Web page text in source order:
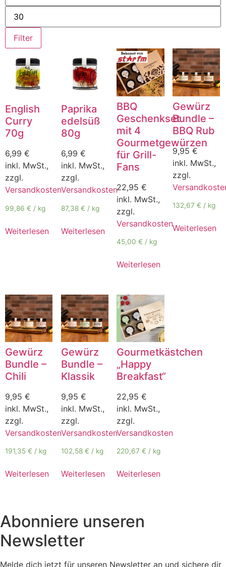
Max.
Preis
Filter
English
Curry
70g
6,99 €
inkl. MwSt.,
zzgl.
Versandkosten
99,86 € / kg
Weiterlesen
Paprika
edelsüß
80g
6,99 €
inkl. MwSt.,
zzgl.
Versandkosten
87,38 € / kg
Weiterlesen
BBQ
Geschenkset
mit 4
Gourmetgewürzen
für Grill-
Fans
22,95€
inkl. MwSt.,
zzgl.
Versandkosten
45,00€ / kg
Weiterlesen
Gewürz
Bundle –
BBQ Rub
9,95 €
inkl. MwSt.,
zzgl.
132,67 € / kg
Weiterlesen
Gewürz
Bundle –
Chili
9,95 €
inkl. MwSt.,
zzgl.
Versandkosten
191,35 € / kg
Weiterlesen
Gewürz
Bundle –
Klassik
9,95 €
inkl. MwSt.,
zzgl.
Versandkosten
102,58 € / kg
Weiterlesen
Gourmetkästchen
„Happy
Breakfast“
22,95€
inkl. MwSt.,
zzgl.
Versandkosten
220,67€ / kg
Weiterlesen
Abonniere unseren
Newsletter
Melde dich jetzt für unseren Newsletter an und sichere dir